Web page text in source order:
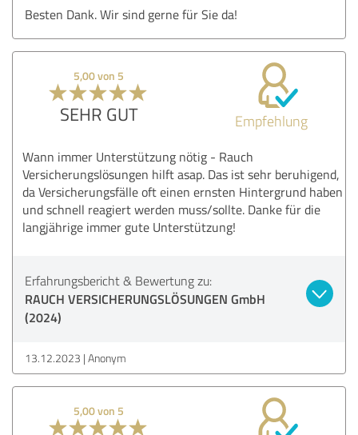
Besten Dank. Wir sind gerne für Sie da!
5,00 von 5
SEHR GUT Empfehlung
Wann immer Unterstützung nötig - Rauch
Versicherungslösungen hilft asap. Das ist sehr beruhigend,
da Versicherungsfälle oft einen ernsten Hintergrund haben
und schnell reagiert werden muss/sollte. Danke für die
langjährige immer gute Unterstützung!
Erfahrungsbericht & Bewertung zu:
RAUCH VERSICHERUNGSLÖSUNGEN GmbH
(2024)
13.12.2023 Anonym
5,00 von 5